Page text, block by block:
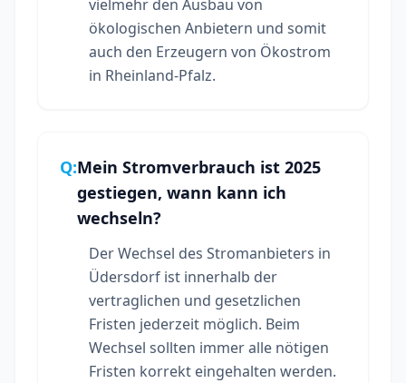
vielmehr den Ausbau von
ökologischen Anbietern und somit
auch den Erzeugern von Ökostrom
in Rheinland-Pfalz.
Q:Mein Stromverbrauch ist 2025
gestiegen, wann kann ich
wechseln?
Der Wechsel des Stromanbieters in
Üdersdorf ist innerhalb der
vertraglichen und gesetzlichen
Fristen jederzeit möglich. Beim
Wechsel sollten immer alle nötigen
Fristen korrekt eingehalten werden.